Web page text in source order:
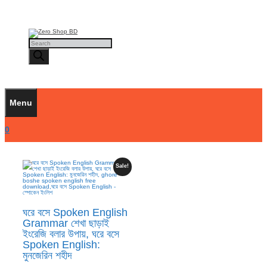
Products
search
Menu
0
Sale!
ঘরে বসে Spoken English
Grammar শেখা ছাড়াই
ইংরেজি বলার উপায়, ঘরে বসে
Spoken English:
মুনজেরিন শহীদ